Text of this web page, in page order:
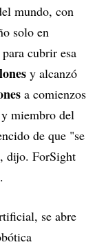
mundo, con
solo en
cubrir esa
y alcanzó
a comienzos
miembro del
de que "se
dijo. ForSight
se abre